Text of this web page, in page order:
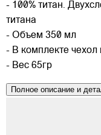
- 100% титан.
титана
- Объем 350 мл
- В комплекте
- Вес 65гр
Полное описание и